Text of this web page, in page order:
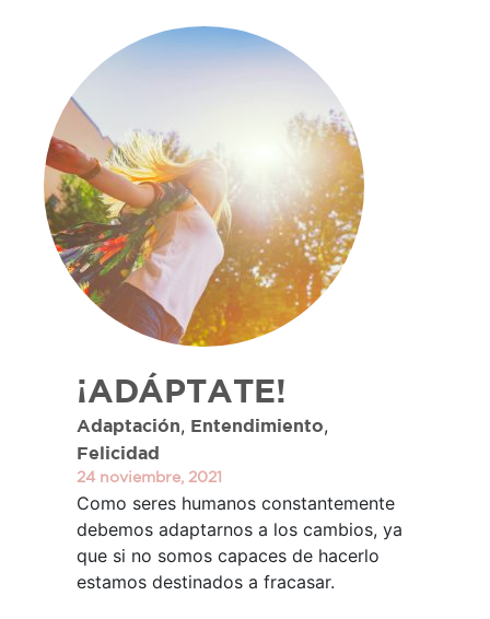
¡ADÁPTATE!
Adaptación, Entendimiento,
Felicidad
24 noviembre, 2021
Como seres humanos constantemente
debemos adaptarnos a los cambios, ya
que si no somos capaces de hacerlo
estamos destinados a fracasar.